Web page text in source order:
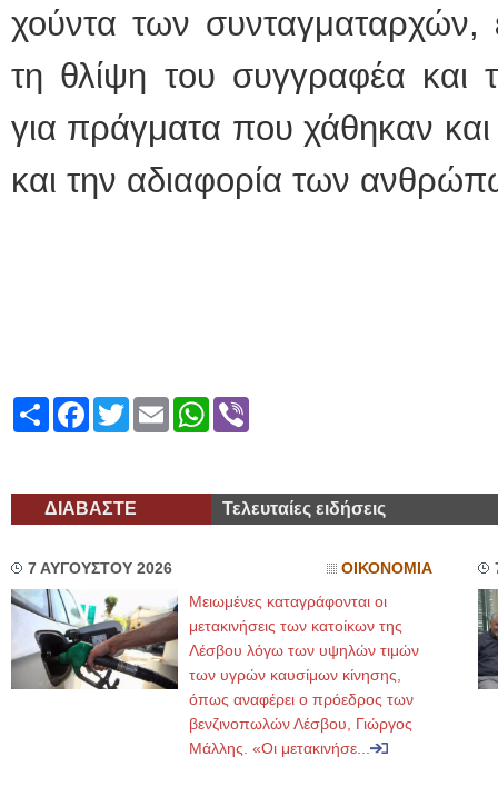
χούντα των συνταγματαρχών,
τη θλίψη του συγγραφέα και
για πράγματα που χάθηκαν
και την αδιαφορία των
ShareFacebook
TwitterEmailWhatsApp
ΔΙΑΒΑΣΤΕ Τελευταίες ειδήσεις
7 ΑΥΓΟΥΣΤΟΥ 2026 ΟΙΚΟΝΟΜΙΑ
Μειωμένες καταγράφονται οι
μετακινήσεις των κατοίκων της
Λέσβου λόγω των υψηλών τιμών
των υγρών καυσίμων κίνησης,
όπως αναφέρει ο πρόεδρος των
βενζινοπωλών Λέσβου, Γιώργος
Μάλλης. «Οι μετακινήσε...